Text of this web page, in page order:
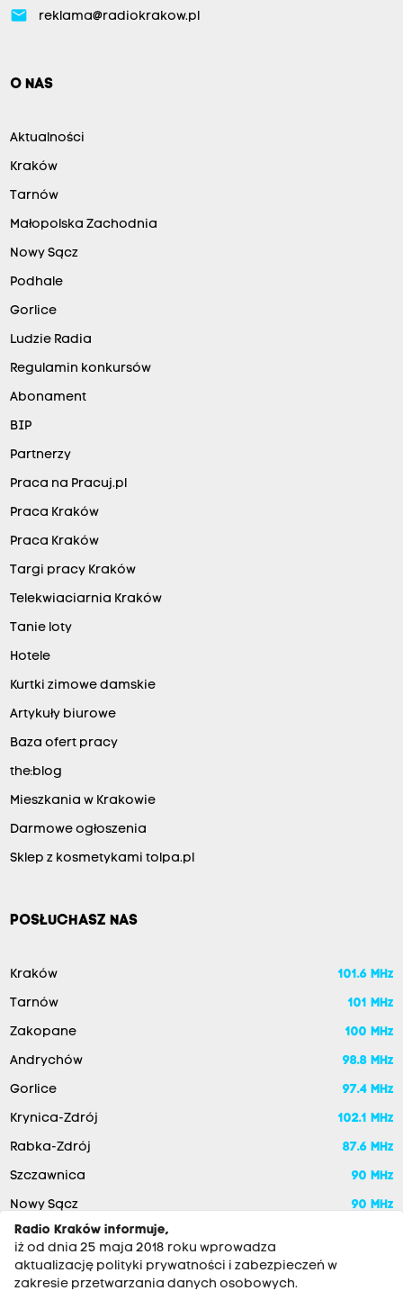
email reklama@radiokrakow.pl
O NAS
Aktualności
Kraków
Tarnów
Małopolska Zachodnia
Nowy Sącz
Podhale
Gorlice
Ludzie Radia
Regulamin konkursów
Abonament
BIP
Partnerzy
Praca na Pracuj.pl
Praca Kraków
Praca Kraków
Targi pracy Kraków
Telekwiaciarnia Kraków
Tanie loty
Hotele
Kurtki zimowe damskie
Artykuły biurowe
Baza ofert pracy
the:blog
Mieszkania w Krakowie
Darmowe ogłoszenia
Sklep z kosmetykami tolpa.pl
POSŁUCHASZ NAS
Kraków 101.6 MHz
Tarnów 101 MHz
Zakopane 100 MHz
Andrychów 98.8 MHz
Gorlice 97.4 MHz
Krynica-Zdrój 102.1 MHz
Rabka-Zdrój 87.6 MHz
Szczawnica 90 MHz
Nowy Sącz
90 MHz
Radio Kraków informuje,
iż od dnia 25 maja 2018 roku wprowadza
aktualizację polityki prywatności i zabezpieczeń w
zakresie przetwarzania danych osobowych.